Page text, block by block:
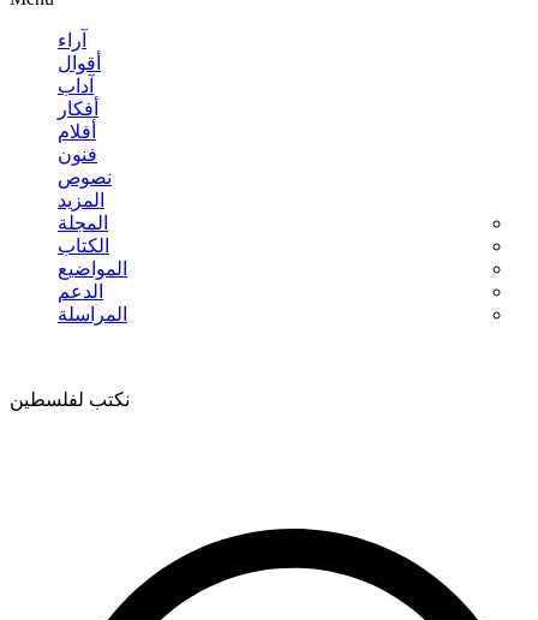
آراء
أقوال
آداب
أفكار
أفلام
فنون
نصوص
المزيد
المجلة
الكتاب
المواضيع
الدعم
المراسلة
نكتب لفلسطين